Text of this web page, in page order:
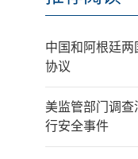
中国和阿根廷
协议
美监管部门调
行安全事件